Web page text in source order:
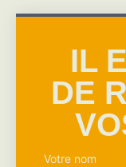
IL
DE
Votre nom